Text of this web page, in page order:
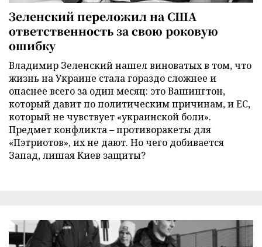
Зеленский переложил на США
ответственность за свою роковую
ошибку
Владимир Зеленский нашел виноватых в том, что
жизнь на Украине стала гораздо сложнее и
опаснее всего за один месяц: это Вашингтон,
который давит по политическим причинам, и ЕС,
который не чувствует «украинской боли».
Предмет конфликта – противоракеты для
«Пэтриотов», их не дают. Но чего добивается
Запад, лишая Киев защиты?